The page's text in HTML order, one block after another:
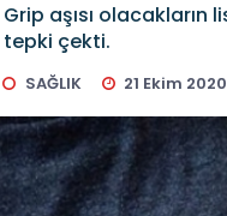
Grip aşısı olacakların
tepki çekti.
SAĞLIK 21 Ekim